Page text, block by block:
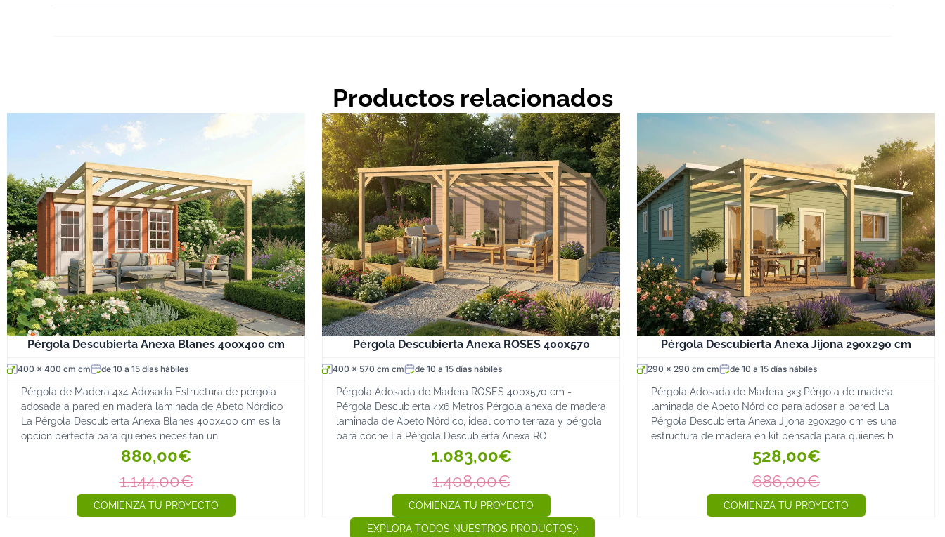
Productos relacionados
Pérgola Descubierta Anexa Blanes 400x400 cm
400 x 400 cm cm de 10 a 15 días hábiles
Pérgola de Madera 4x4 Adosada Estructura de pérgola
adosada a pared en madera laminada de Abeto Nórdico
La Pérgola Descubierta Anexa Blanes 400x400 cm es la
opción perfecta para quienes necesitan un
880,00€
1.144,00€
COMIENZA TU PROYECTO
Pérgola Descubierta Anexa ROSES 400x570
400 x 570 cm cm de 10 a 15 días hábiles
Pérgola Adosada de Madera ROSES 400x570 cm -
Pérgola Descubierta 4x6 Metros Pérgola anexa de madera
laminada de Abeto Nórdico, ideal como terraza y pérgola
para coche La Pérgola Descubierta Anexa RO
1.083,00€
1.408,00€
COMIENZA TU PROYECTO
Pérgola Descubierta Anexa Jijona 290x290 cm
290 x 290 cm cm de 10 a 15 días hábiles
Pérgola Adosada de Madera 3x3 Pérgola de madera
laminada de Abeto Nórdico para adosar a pared La
Pérgola Descubierta Anexa Jijona 290x290 cm es una
estructura de madera en kit pensada para quienes b
528,00€
686,00€
COMIENZA TU PROYECTO
EXPLORA TODOS NUESTROS PRODUCTOS